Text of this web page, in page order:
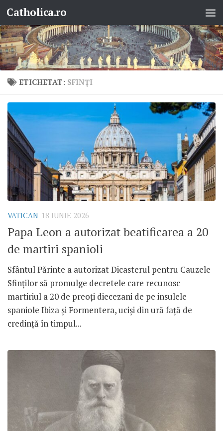
Skip to content
Catholica.ro
ETICHETAT: SFINŢI
VATICAN 18 IUNIE 2026
Papa Leon a autorizat beatificarea a 20
de martiri spanioli
Sfântul Părinte a autorizat Dicasterul pentru Cauzele
Sfinților să promulge decretele care recunosc
martiriul a 20 de preoți diecezani de pe insulele
spaniole Ibiza și Formentera, uciși din ură față de
credință în timpul...